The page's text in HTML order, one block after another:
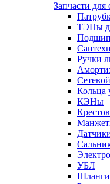
Запчасти
ТЭНы
Ручки
Кольца
КЭНы
УБЛ
Шланги